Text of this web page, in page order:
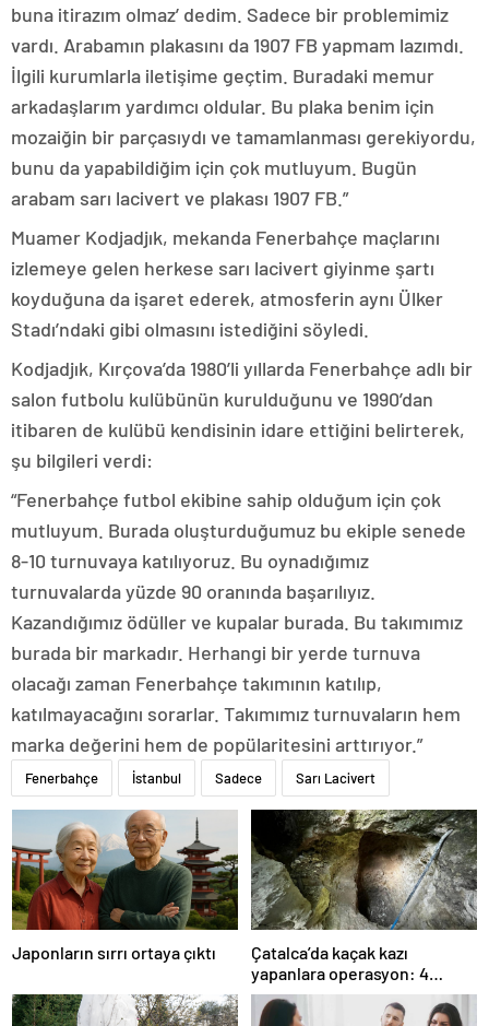
buna itirazım olmaz’ dedim. Sadece bir problemimiz
vardı. Arabamın plakasını da 1907 FB yapmam lazımdı.
İlgili kurumlarla iletişime geçtim. Buradaki memur
arkadaşlarım yardımcı oldular. Bu plaka benim için
mozaiğin bir parçasıydı ve tamamlanması gerekiyordu,
bunu da yapabildiğim için çok mutluyum. Bugün
arabam sarı lacivert ve plakası 1907 FB.”
Muamer Kodjadjık, mekanda Fenerbahçe maçlarını
izlemeye gelen herkese sarı lacivert giyinme şartı
koyduğuna da işaret ederek, atmosferin aynı Ülker
Stadı’ndaki gibi olmasını istediğini söyledi.
Kodjadjık, Kırçova’da 1980’li yıllarda Fenerbahçe adlı bir
salon futbolu kulübünün kurulduğunu ve 1990’dan
itibaren de kulübü kendisinin idare ettiğini belirterek,
şu bilgileri verdi:
“Fenerbahçe futbol ekibine sahip olduğum için çok
mutluyum. Burada oluşturduğumuz bu ekiple senede
8-10 turnuvaya katılıyoruz. Bu oynadığımız
turnuvalarda yüzde 90 oranında başarılıyız.
Kazandığımız ödüller ve kupalar burada. Bu takımımız
burada bir markadır. Herhangi bir yerde turnuva
olacağı zaman Fenerbahçe takımının katılıp,
katılmayacağını sorarlar. Takımımız turnuvaların hem
marka değerini hem de popülaritesini arttırıyor.”
Fenerbahçe İstanbul Sadece Sarı Lacivert
Japonların sırrı ortaya çıktı
Çatalca’da kaçak kazı
yapanlara operasyon: 4
gözaltı